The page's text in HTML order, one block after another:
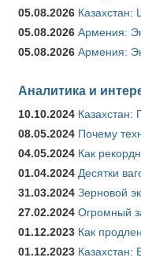
05.08.2026 Казахстан:
05.08.2026 Армения:
05.08.2026 Армения:
Аналитика и
10.10.2024 Казахстан:
08.05.2024 Почему
04.05.2024 Как
01.04.2024 Десятки
31.03.2024 Зерновой
27.02.2024 Огромный
01.12.2023 Как
01.12.2023 Казахстан: